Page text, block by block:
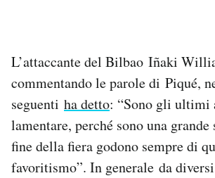
L’attaccante del Bilbao Iñaki
commentando le parole di Piqué,
seguenti ha detto: “Sono gli ultimi
lamentare, perché sono una grande
fine della fiera godono sempre di
favoritismo”. In generale da